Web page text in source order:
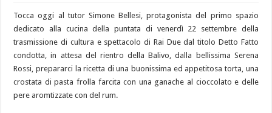
Tocca oggi al tutor Simone Bellesi, protagonista del primo spazio
dedicato alla cucina della puntata di venerdì 22 settembre della
trasmissione di cultura e spettacolo di Rai Due dal titolo Detto Fatto
condotta, in attesa del rientro della Balivo, dalla bellissima Serena
Rossi, prepararci la ricetta di una buonissima ed appetitosa torta, una
crostata di pasta frolla farcita con una ganache al cioccolato e delle
pere aromtizzate con del rum.